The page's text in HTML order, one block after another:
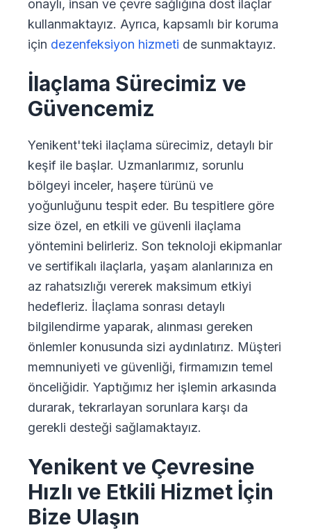
onaylı, insan ve çevre sağlığına dost ilaçlar
kullanmaktayız. Ayrıca, kapsamlı bir koruma
için dezenfeksiyon hizmeti de sunmaktayız.
İlaçlama Sürecimiz ve
Güvencemiz
Yenikent'teki ilaçlama sürecimiz, detaylı bir
keşif ile başlar. Uzmanlarımız, sorunlu
bölgeyi inceler, haşere türünü ve
yoğunluğunu tespit eder. Bu tespitlere göre
size özel, en etkili ve güvenli ilaçlama
yöntemini belirleriz. Son teknoloji ekipmanlar
ve sertifikalı ilaçlarla, yaşam alanlarınıza en
az rahatsızlığı vererek maksimum etkiyi
hedefleriz. İlaçlama sonrası detaylı
bilgilendirme yaparak, alınması gereken
önlemler konusunda sizi aydınlatırız. Müşteri
memnuniyeti ve güvenliği, firmamızın temel
önceliğidir. Yaptığımız her işlemin arkasında
durarak, tekrarlayan sorunlara karşı da
gerekli desteği sağlamaktayız.
Yenikent ve Çevresine
Hızlı ve Etkili Hizmet İçin
Bize Ulaşın